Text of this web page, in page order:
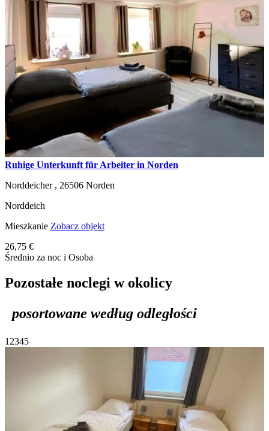
Ruhige Unterkunft für Arbeiter in Norden
Norddeicher , 26506 Norden
Norddeich
Mieszkanie Zobacz objekt
26,75 €
Średnio za noc i Osoba
Pozostałe noclegi w okolicy
posortowane według odległości
1 2345